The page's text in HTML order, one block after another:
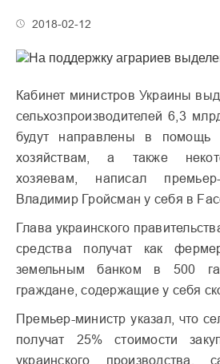
2018-02-12
Кабинет министров Украины
сельхозпроизводителей 6,3
будут направлены в
хозяйствам, а также
хозяевам, написал
Владимир Гройсман у себя в
Глава украинского
средства получат как
земельным банком в 500
граждане, содержащие у себя
Премьер-министр указал, что
получат 25% стоимости
украинского